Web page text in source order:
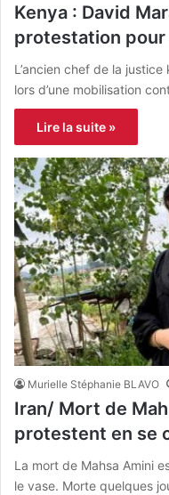
Kenya : David
protestation pour
L’ancien chef de la
lors d’une mobilisation
Lire la suite »
Murielle Stéphanie BLAVO
Iran/ Mort de
protestent en se
La mort de Mahsa Amini
le vase. Morte quelques